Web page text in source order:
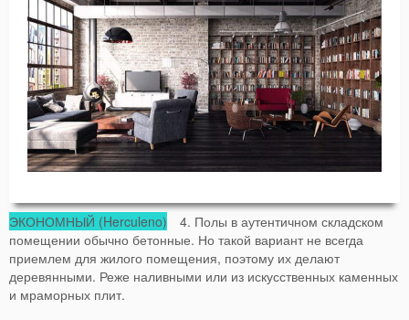
ЭКОНОМНЫЙ (Herculeno) 4. Полы в аутентичном складском
помещении обычно бетонные. Но такой вариант не всегда
приемлем для жилого помещения, поэтому их делают
деревянными. Реже наливными или из искусственных каменных
и мраморных плит.